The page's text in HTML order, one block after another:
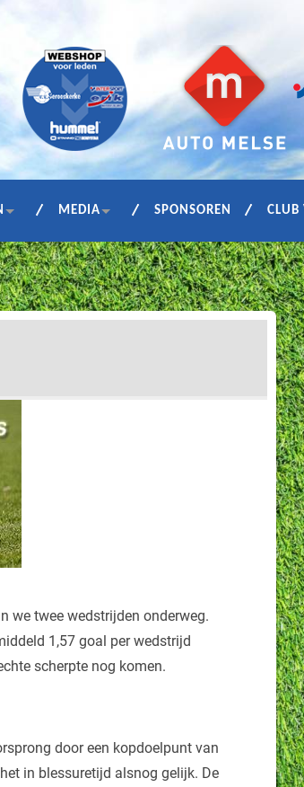
MEDIA SPONSOREN
we twee wedstrijden onderweg.
1,57 goal per wedstrijd
scherpte nog komen.
door een kopdoelpunt van
in blessuretijd alsnog gelijk. De